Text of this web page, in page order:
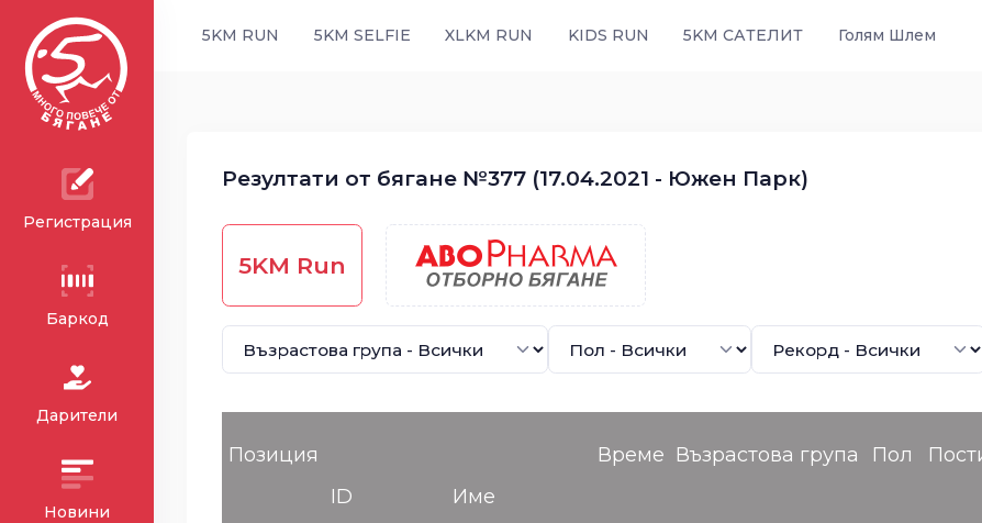
Регистрация
Баркод
Дарители
Новини
5KM RUN 5KM SELFIE XLKM RUN KIDS RUN 5KM САТЕЛИТ Голям Шлем
Резултати от бягане №377 (17.04.2021 - Южен Парк)
5KM Run
Позиция
ID
Име
Време Възрастова група Пол